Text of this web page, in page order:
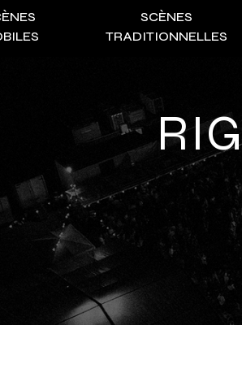
SCÈNES
TRADITIONNELLES